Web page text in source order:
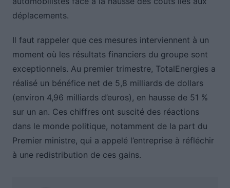
déplacements.
Il faut rappeler que ces mesures interviennent à un
moment où les résultats financiers du groupe sont
exceptionnels. Au premier trimestre, TotalEnergies a
réalisé un bénéfice net de 5,8 milliards de dollars
(environ 4,96 milliards d’euros), en hausse de 51 %
sur un an. Ces chiffres ont suscité des réactions
dans le monde politique, notamment de la part du
Premier ministre, qui a appelé l’entreprise à réfléchir
à une redistribution de ces gains.